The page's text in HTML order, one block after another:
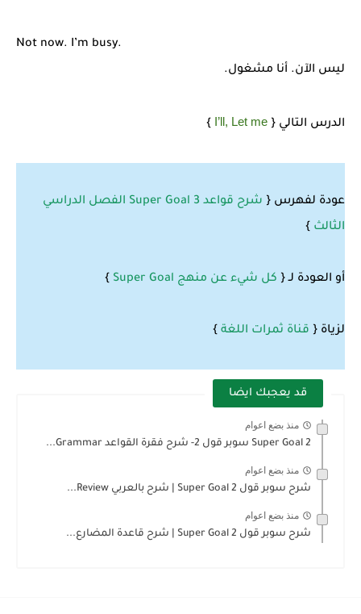
Not now. I’m busy.
ليس الآن. أنا مشغول.
الدرس التالي { I’ll, Let me
}
عودة لفهرس {
شرح قواعد 3 Super Goal الفصل الدراسي
الثالث }
أو العودة لـ { كل شيء عن منهج Super Goal }
لزياة { قناة ثمرات اللغة }
قد يعجبك ايضا
منذ بضع اعوام
Super Goal 2 سوبر قول 2- شرح فقرة القواعد Grammar...
منذ بضع اعوام
شرح سوبر قول Super Goal 2 | شرح بالعربي Review...
منذ بضع اعوام
شرح سوبر قول 2 Super Goal | شرح قاعدة المضارع...